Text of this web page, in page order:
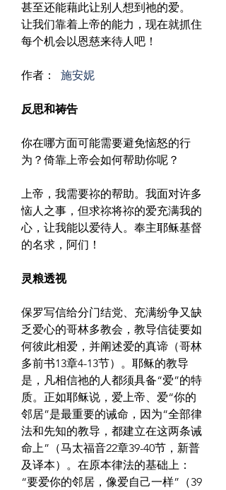
甚至还能藉此让别人想到祂的爱。
让我们靠着上帝的能力，现在就抓住
每个机会以恩慈来待人吧！
作者： 施安妮
反思和祷告
你在哪方面可能需要避免恼怒的行
为？倚靠上帝会如何帮助你呢？
上帝，我需要祢的帮助。我面对许多
恼人之事，但求祢将祢的爱充满我的
心，让我能以爱待人。奉主耶稣基督
的名求，阿们！
灵粮透视
保罗写信给分门结党、充满纷争又缺
乏爱心的哥林多教会，教导信徒要如
何彼此相爱，并阐述爱的真谛（哥林
多前书13章4-13节）。耶稣的教导
是，凡相信祂的人都须具备“爱”的特
质。正如耶稣说，爱上帝、爱“你的
邻居”是最重要的诫命，因为“全部律
法和先知的教导，都建立在这两条诫
命上”（马太福音22章39-40节，新普
及译本）。在原本律法的基础上：
“要爱你的邻居，像爱自己一样”（39